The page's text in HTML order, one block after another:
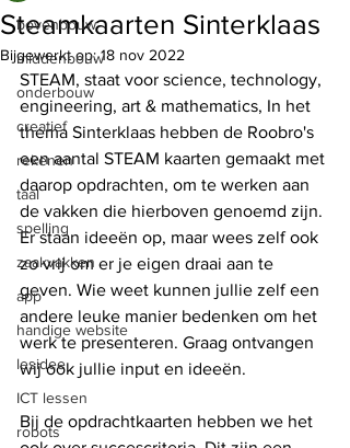
bovenbouw
middenbouw
onderbouw
creatief
rekenen
taal
spelling
zaakvakken
app
handige website
lesidee
ICT lessen
robots
Steamkaarten Sinterklaas
Bijgewerkt op:18 nov 2022
STEAM, staat voor science, technology,
engineering, art & mathematics, In het
thema Sinterklaas hebben de Roobro's
een aantal STEAM kaarten gemaakt met
daarop opdrachten, om te werken aan
de vakken die hierboven genoemd zijn.
Er staan ideeën op, maar wees zelf ook
zo vrij om er je eigen draai aan te
geven. Wie weet kunnen jullie zelf een
andere leuke manier bedenken om het
werk te presenteren. Graag ontvangen
wij ook jullie input en ideeën.
Bij de opdrachtkaarten hebben we het